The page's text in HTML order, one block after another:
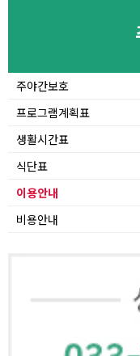
주야간보호
프로그램계획표
생활시간표
식단표
이용안내
비용안내